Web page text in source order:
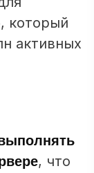
, который
активных
, что